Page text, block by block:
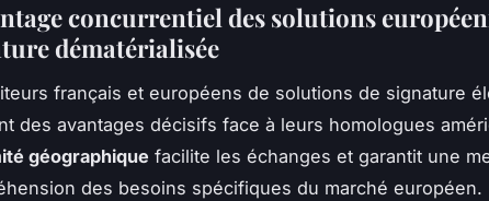
concurrentiel des solutions
dématérialisée
français et européens de solutions de signature
des avantages décisifs face à leurs homologues
géographique facilite les échanges et garantit une
des besoins spécifiques du marché européen.